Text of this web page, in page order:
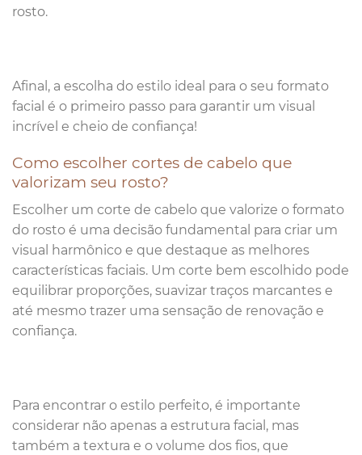
rosto.
Afinal, a escolha do estilo ideal para o seu formato
facial é o primeiro passo para garantir um visual
incrível e cheio de confiança!
Como escolher cortes de cabelo que
valorizam seu rosto?
Escolher um corte de cabelo que valorize o formato
do rosto é uma decisão fundamental para criar um
visual harmônico e que destaque as melhores
características faciais. Um corte bem escolhido pode
equilibrar proporções, suavizar traços marcantes e
até mesmo trazer uma sensação de renovação e
confiança.
Para encontrar o estilo perfeito, é importante
considerar não apenas a estrutura facial, mas
também a textura e o volume dos fios, que